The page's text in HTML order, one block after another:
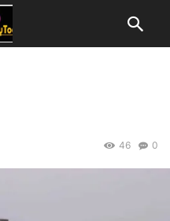
0
46